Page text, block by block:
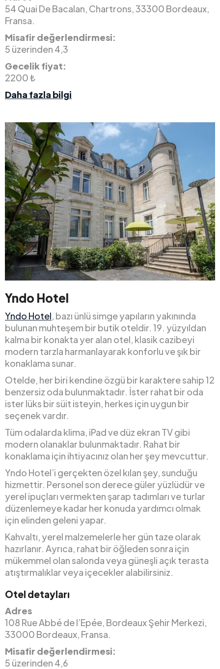
54 Quai De Bacalan, Chartrons, 33300 Bordeaux,
Fransa.
Misafir değerlendirmesi:
5 üzerinden 4,3
Gecelik fiyat:
2200 ₺
Daha fazla bilgi
Yndo Hotel
Yndo Hotel, bazı ünlü simge yapıların yakınında
bulunan muhteşem bir butik oteldir. 19. yüzyıldan
kalma bir konakta yer alan otel, klasik cazibeyi
modern tarzla harmanlayarak konforlu ve şık bir
konaklama sunar.
Otelde, her biri kendine özgü bir karaktere sahip 12
benzersiz oda bulunmaktadır. İster rahat bir oda
ister lüks bir süit isteyin, herkes için uygun bir
seçenek vardır.
Tüm odalarda klima, iPad ve düz ekran TV gibi
modern olanaklar bulunmaktadır. Rahat bir
konaklama için ihtiyacınız olan her şey mevcuttur.
Yndo Hotel’i gerçekten özel kılan şey, sunduğu
hizmettir. Personel son derece güler yüzlüdür ve
yerel ipuçları vermekten şarap tadımları ve turlar
düzenlemeye kadar her konuda yardımcı olmak
için elinden geleni yapar.
Kahvaltı, yerel malzemelerle her gün taze olarak
hazırlanır. Ayrıca, rahat bir öğleden sonra için
mükemmel olan salonda veya güneşli açık terasta
atıştırmalıklar veya içecekler alabilirsiniz.
Otel detayları
Adres
108 Rue Abbé de l’Epée, Bordeaux Şehir Merkezi,
33000 Bordeaux, Fransa.
Misafir değerlendirmesi:
5 üzerinden 4,6